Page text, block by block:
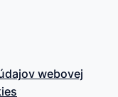
webovej